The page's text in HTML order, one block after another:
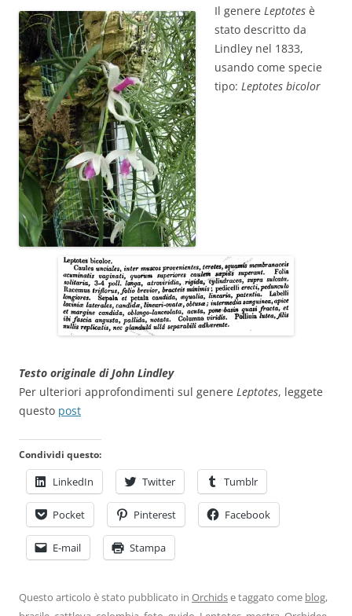
Il genere Leptotes è
stato descritto da
Lindley nel 1833,
usando come specie
tipo: Leptotes bicolor
Testo originale di John Lindley
Per ulteriori approfondimenti sul genere Leptotes, leggete
questo post
Condividi questo:
LinkedIn Twitter Tumblr
Pocket Pinterest Facebook
E-mail Stampa
Questo articolo è stato pubblicato in Orchidse taggato come blog,